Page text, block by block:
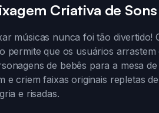
Criativa de Sons
músicas nunca foi tão divertido!
permite que os usuários arrastem
de bebês para a mesa de
e criem faixas originais repletas de
e risadas.